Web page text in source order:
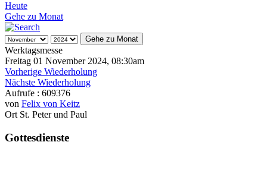
Heute
Gehe zu Monat
Gehe zu Monat
Werktagsmesse
Freitag 01 November 2024, 08:30am
Vorherige Wiederholung
Nächste Wiederholung
Aufrufe : 609376
von Felix von Keitz
Ort St. Peter und Paul
Gottesdienste